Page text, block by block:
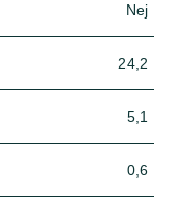
Nej
24,2
5,1
0,6